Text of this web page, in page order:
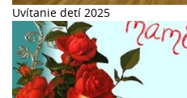
Uvítanie detí 2025